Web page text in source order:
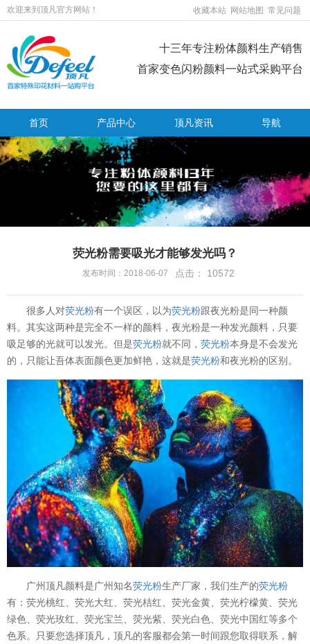
欢迎来到顶凡官方网站！ 收藏本站 网站地图 常见问题
十三年专注粉体颜料生产销售
首家变色闪粉颜料一站式采购平台
首页 产品中心 顶凡资讯 导航
荧光粉需要吸光才能够发光吗？
发布时间：2018-06-07 点击： 10572
很多人对荧光粉有一个误区，以为荧光粉跟夜光粉是同一种颜
料。其实这两种是完全不一样的颜料，夜光粉是一种发光颜料，只要
吸足够的光就可以发光。但是荧光粉就不同， 荧光粉本身是不会发光
的，只能让吾体表面颜色更加鲜艳，这就是荧光粉和夜光粉的区别。
广州顶凡颜料是广州知名荧光粉生产厂家，我们生产的荧光粉
有：荧光桃红、荧光大红、荧光桔红、荧光金黄、荧光柠檬黄、荧光
绿色、荧光玫红、荧光宝兰、荧光紫、荧光白色、荧光中国红等多个
色系。只要您选择顶凡，顶凡的客服都会第一时间跟您取得联系，解